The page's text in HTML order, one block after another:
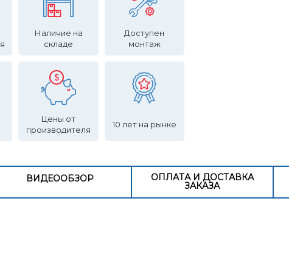
Наличие на
складе
Доступен
монтаж
Цены от
производителя
10 лет на рынке
ВИДЕООБЗОР ОПЛАТА И ДОСТАВКА
ЗАКАЗА